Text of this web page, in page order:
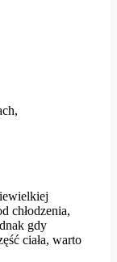
chłodzenia,
gdy
ciała, warto